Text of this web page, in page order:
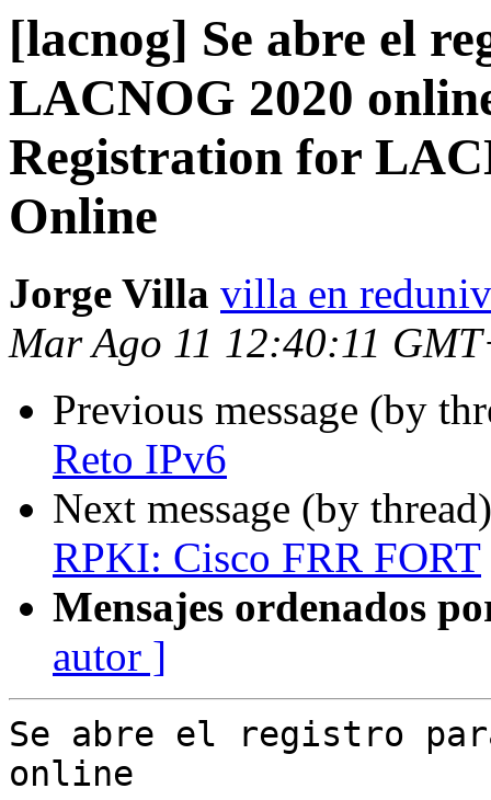
[lacnog] Se abre el
LACNOG 2020
Registration for
Online
Jorge Villa villa en
Mar Ago 11 12:40:11
Previous message (by
Reto IPv6
Next message (by
RPKI: Cisco FRR FORT
Mensajes ordenados
autor ]
Se abre el registro para
online